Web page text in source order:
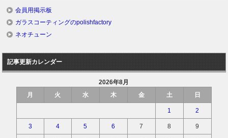
会員用掲示板
ガラスコーティングのpolishfactory
ネオチューン
記事更新カレンダー
2026年8月
月
火 水 木 金 土 日
1 2
3 4 5 6 7 8 9